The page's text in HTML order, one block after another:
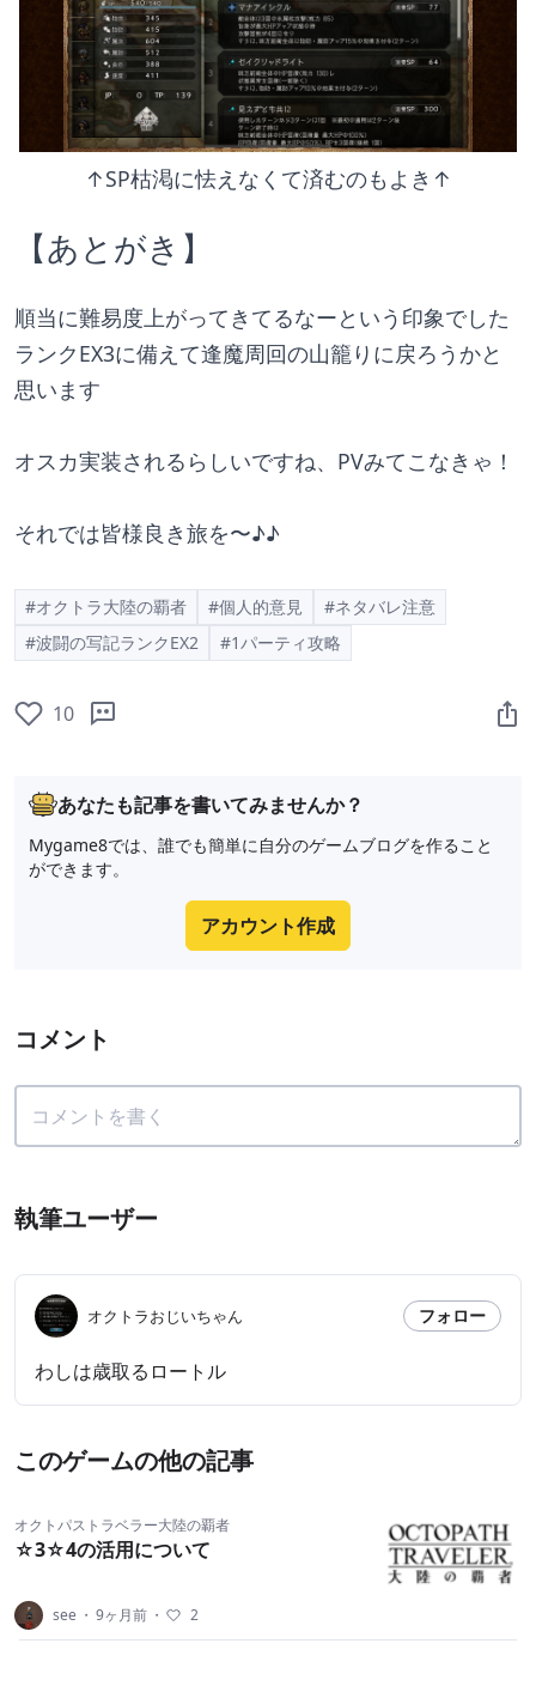
↑SP枯渇に怯えなくて済むのもよき↑
【あとがき】
順当に難易度上がってきてるなーという印象でした
ランクEX3に備えて逢魔周回の山籠りに戻ろうかと
思います
オスカ実装されるらしいですね、PVみてこなきゃ！
それでは皆様良き旅を〜♪♪
#オクトラ大陸の覇者 #個人的意見
#ネタバレ注意
#波闘の写記ランクEX2
#1パーティ攻略
10
あなたも記事を書いてみませんか？
Mygame8では、誰でも簡単に自分のゲームブログを作ること
ができます。
アカウント作成
コメント
執筆ユーザー
オクトラおじいちゃん フォロー
わしは歳取るロートル
このゲームの他の記事
オクトパストラベラー大陸の覇者
☆3☆4の活用について
see ・ 9ヶ月前 ・ 2